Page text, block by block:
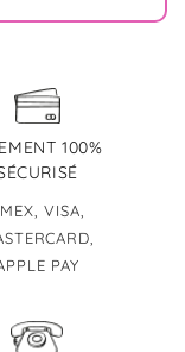
100%
VISA,
PAY